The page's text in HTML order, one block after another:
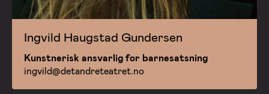
Ingvild Haugstad Gundersen
Kunstnerisk ansvarlig for barnesatsning
ingvild@detandreteatret.no